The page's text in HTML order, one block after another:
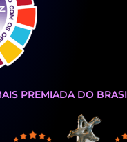
PREMIADA DO